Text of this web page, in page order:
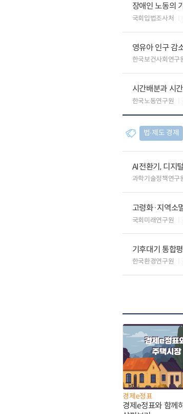
장애인 노동의
국회입법조사처
영유아 인구 감
한국보건사회연구
시간배분과 시
한국노동연구원
법∙제도 경제
AI전환기, 디지
과학기술정책연구
고령화·지역소
국회미래연구원
기후대기 통합
한국환경연구원
경제e정표
경제e정표와 함께